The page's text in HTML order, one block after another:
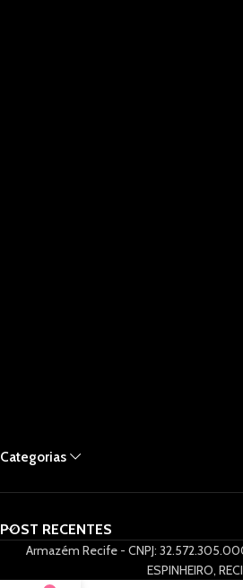
Categorias
POST RECENTES
Armazém Recife - CNPJ:
ESPINHEIRO,